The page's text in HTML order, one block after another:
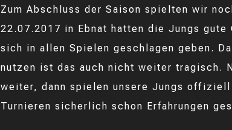
Zum Abschluss der Saison spielten wir
22.07.2017 in Ebnat hatten die Jungs gute
sich in allen Spielen geschlagen geben.
nutzen ist das auch nicht weiter tragisch.
weiter, dann spielen unsere Jungs offiziell
Turnieren sicherlich schon Erfahrungen